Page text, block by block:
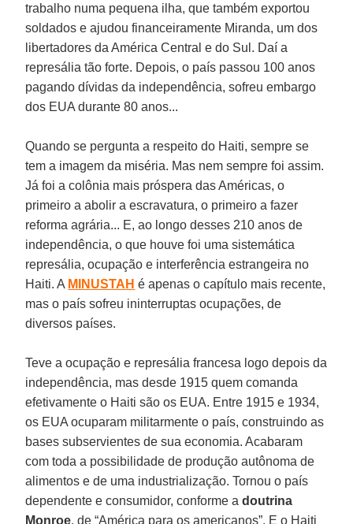
trabalho numa pequena ilha, que também exportou
soldados e ajudou financeiramente Miranda, um dos
libertadores da América Central e do Sul. Daí a
represália tão forte. Depois, o país passou 100 anos
pagando dívidas da independência, sofreu embargo
dos EUA durante 80 anos...
Quando se pergunta a respeito do Haiti, sempre se
tem a imagem da miséria. Mas nem sempre foi assim.
Já foi a colônia mais próspera das Américas, o
primeiro a abolir a escravatura, o primeiro a fazer
reforma agrária... E, ao longo desses 210 anos de
independência, o que houve foi uma sistemática
represália, ocupação e interferência estrangeira no
Haiti. A MINUSTAH é apenas o capítulo mais recente,
mas o país sofreu ininterruptas ocupações, de
diversos países.
Teve a ocupação e represália francesa logo depois da
independência, mas desde 1915 quem comanda
efetivamente o Haiti são os EUA. Entre 1915 e 1934,
os EUA ocuparam militarmente o país, construindo as
bases subservientes de sua economia. Acabaram
com toda a possibilidade de produção autônoma de
alimentos e de uma industrialização. Tornou o país
dependente e consumidor, conforme adoutrina
Monroe, de “América para os americanos”. E o Haiti